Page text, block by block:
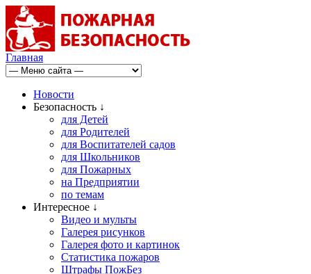
Главная
Новости
Безопасность ↓
для Детей
для Родителей
для Воспитателей садов
для Школьников
для Пожарных
на Предприятии
по темам
Интересное ↓
Видео и мульты
Галерея рисунков
Галерея фото и картинок
Статистика пожаров
Штрафы ПожБез